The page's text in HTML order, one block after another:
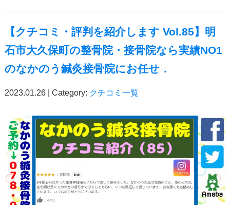
【クチコミ・評判を紹介します Vol.85】明
石市大久保町の整骨院・接骨院なら実績NO1
のなかのう鍼灸接骨院にお任せ．
2023.01.26 | Category: クチコミ一覧